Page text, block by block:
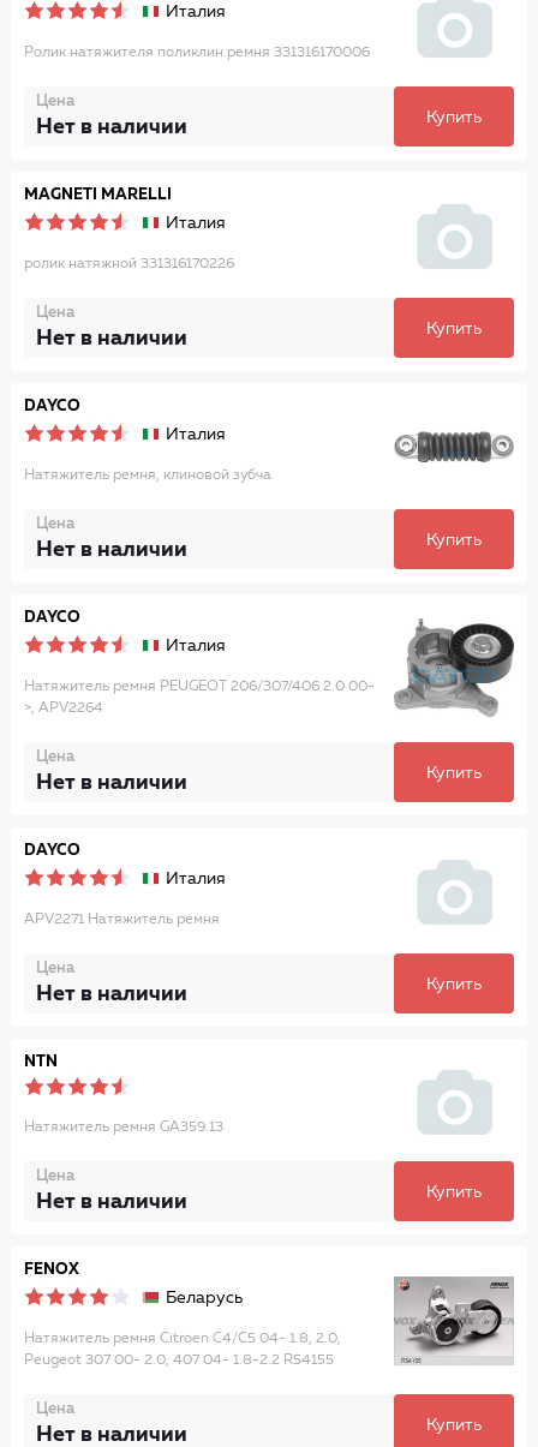
Италия
Ролик натяжителя поликлин.ремня 331316170006
Цена
Нет в наличии Купить
MAGNETI MARELLI
Италия
ролик натяжной 331316170226
Цена
Нет в наличии Купить
DAYCO
Италия
Натяжитель ремня, клиновой зубча
Цена
Нет в наличии Купить
DAYCO
Италия
Натяжитель ремня PEUGEOT 206/307/406 2.0 00-
>, APV2264
Цена
Нет в наличии Купить
DAYCO
Италия
APV2271 Натяжитель ремня
Цена
Нет в наличии Купить
NTN
Натяжитель ремня GA359.13
Цена
Нет в наличии Купить
FENOX
Беларусь
Натяжитель ремня Citroen C4/C5 04- 1.8, 2.0,
Peugeot 307 00- 2.0, 407 04- 1.8-2.2 R54155
Цена
Нет в наличии Купить